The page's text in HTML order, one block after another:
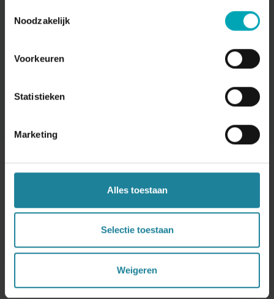
Noodzakelijk
Voorkeuren
Statistieken
Marketing
Alles toestaan
Selectie toestaan
Weigeren
Lees meer
Maak je communicatie futureproof met ons
all‑in Business Communications Platform
Download de brochure
Ontdek hoe je jouw volledige bedrijfscommunicatie